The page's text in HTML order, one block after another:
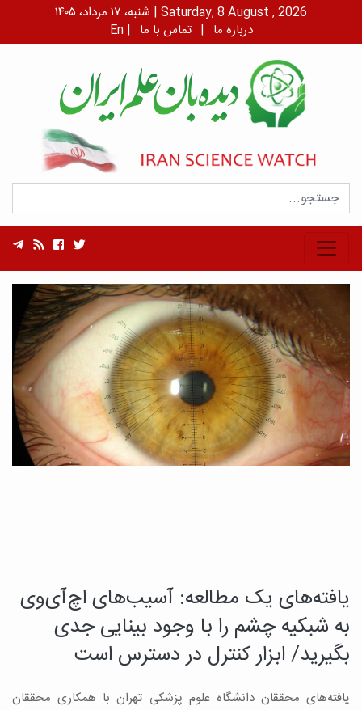
شنبه، ۱۷ مرداد، ۱۴۰۵ | Saturday, 8 August , 2026
En | درباره ما | تماس با ما
یافته‌های یک مطالعه: آسیب‌های اچ‌آی‌وی
به شبکیه چشم را با وجود بینایی جدی
بگیرید/ ابزار کنترل در دسترس است
یافته‌های محققان دانشگاه علوم پزشکی تهران با همکاری محققان